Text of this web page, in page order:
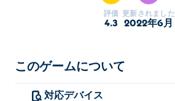
評価
4.3
更新されました
2022年6月
このゲームについて
対応デバイス